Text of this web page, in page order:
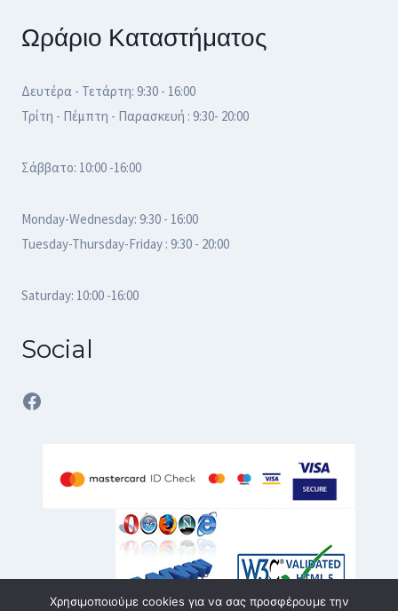
Ωράριο Καταστήματος
Δευτέρα - Τετάρτη: 9:30 - 16:00
Τρίτη - Πέμπτη - Παρασκευή : 9:30- 20:00
Σάββατο: 10:00 -16:00
Monday-Wednesday: 9:30 - 16:00
Tuesday-Thursday-Friday : 9:30 - 20:00
Saturday: 10:00 -16:00
Social
Facebook
Χρησιμοποιούμε cookies για να σας προσφέρουμε την